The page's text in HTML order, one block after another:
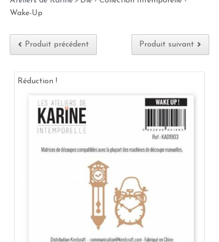
Wake-Up
Produit précédent Produit suivant
Réduction !